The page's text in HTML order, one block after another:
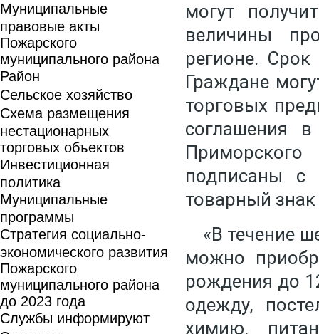
Муниципальные
правовые акты
Пожарского
муниципального района
Район
Сельское хозяйство
Схема размещения
нестационарных
торговых объектов
Инвестиционная
политика
Муниципальные
программы
Стратегия социально-
экономического развития
Пожарского
муниципального района
до 2023 года
Службы информируют
могут
величины
регионе. Срок
Граждане
торговых
соглашения
подписаны с
товарный знак
«В течение
можно
рождения до
одежду,
химию,